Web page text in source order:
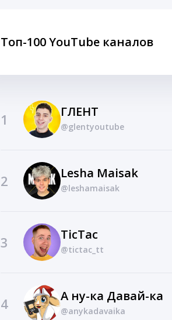
Топ-100 YouTube каналов
1 ГЛЕНТ
@glentyoutube
2 Lesha Maisak
@leshamaisak
3 TicTac
@tictac_tt
4 А ну-ка Давай-ка
@anykadavaika